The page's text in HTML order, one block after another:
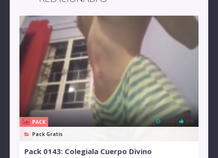
PACK
Pack Gratis
4 MB
Pack 0143: Colegiala Cuerpo Divino